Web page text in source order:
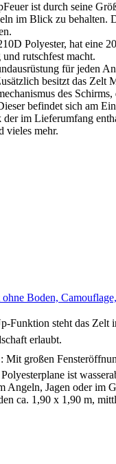
ist durch seine
im Blick zu behalten.
Polyester, hat eine
rutschfest macht.
für jeden
besitzt das Zelt
des Schirms,
befindet sich am
im Lieferumfang
vieles mehr.
Boden,
steht das Zelt
erlaubt.
großen
ist
Jagen oder im
1,90 x 1,90 m,